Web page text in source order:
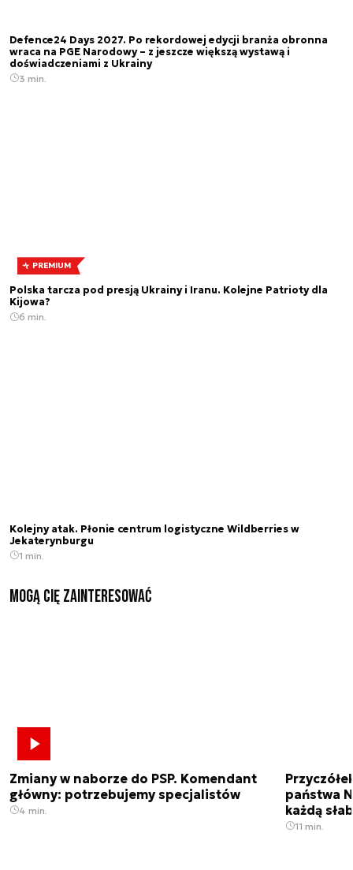
Defence24 Days 2027. Po rekordowej edycji branża obronna
wraca na PGE Narodowy – z jeszcze większą wystawą i
doświadczeniami z Ukrainy
3 min.
PREMIUM
Polska tarcza pod presją Ukrainy i Iranu. Kolejne Patrioty dla
Kijowa?
6 min.
Kolejny atak. Płonie centrum logistyczne Wildberries w
Jekaterynburgu
1 min.
Mogą Cię zainteresować
Zmiany w naborze do PSP. Komendant
główny: potrzebujemy specjalistów
4 min.
państwa
każdą
11 min.